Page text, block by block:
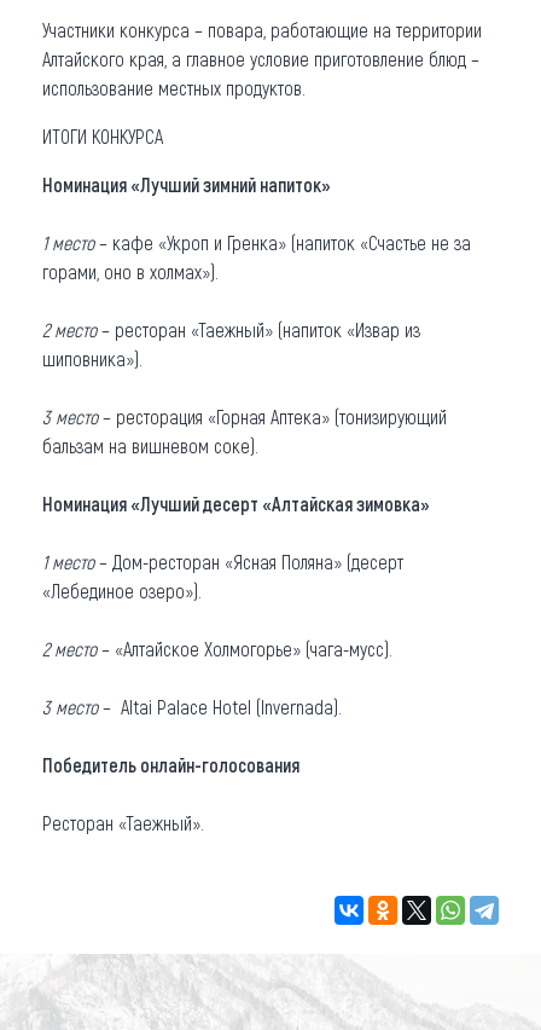
О регионе
Коллекция впечатлений
Другие рубрики
Участники конкурса – повара, работающие на территории
Алтайского края, а главное условие приготовление блюд –
использование местных продуктов.
ИТОГИ КОНКУРСА
Номинация «Лучший зимний напиток»
1 место– кафе «Укроп и Гренка» (напиток «Счастье не за
горами, оно в холмах»).
2 место– ресторан «Таежный» (напиток «Извар из
шиповника»).
3 место– ресторация «Горная Аптека» (тонизирующий
бальзам на вишневом соке).
Номинация «Лучший десерт «Алтайская зимовка»
1 место– Дом-ресторан «Ясная Поляна» (десерт
«Лебединое озеро»).
2 место– «Алтайское Холмогорье» (чага-мусс).
3 место– Altai Palace Hotel (Invernada).
Победитель онлайн-голосования
Ресторан «Таежный».